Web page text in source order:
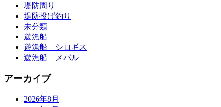
堤防周り
堤防投げ釣り
未分類
遊漁船
遊漁船 シロギス
遊漁船 メバル
アーカイブ
2026年8月